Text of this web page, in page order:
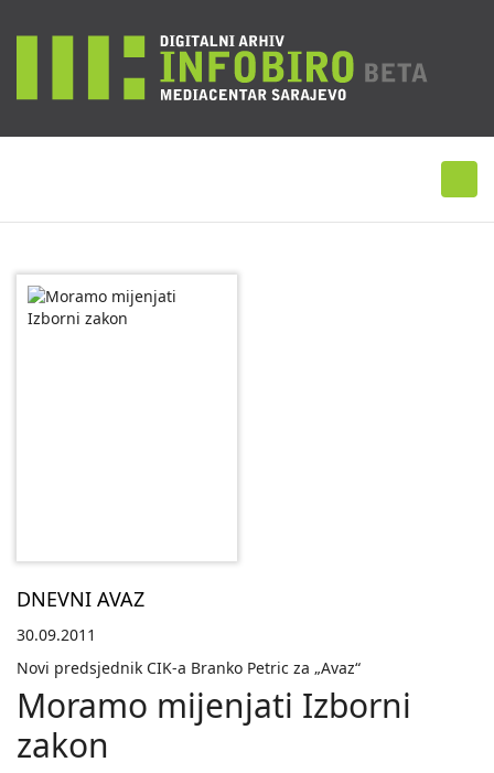
DNEVNI AVAZ
30.09.2011
Novi predsjednik CIK-a Branko Petric za „Avaz“
Moramo mijenjati Izborni
zakon